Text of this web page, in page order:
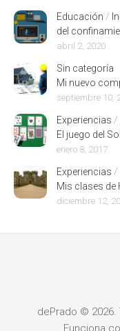
Educación /
del
abril 2, 2020
Sin categoría
Mi nuevo
septiembre 10,
Experiencias /
El juego del
enero 8, 2017
Experiencias /
Mis clases de
diciembre 12,
dePrado ©
Funciona